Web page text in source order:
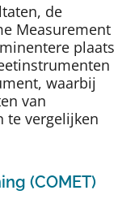
de
Measurement
plaats
waarbij
van
te vergelijken
(COMET)